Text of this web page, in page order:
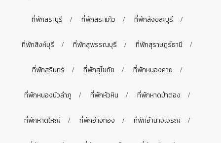
ที่พักสระบุรี ที่พักสระแก้ว ที่พักสังขละบุรี
ที่พักสิงห์บุรี ที่พักสุพรรณบุรี ที่พักสุราษฎร์ธานี
ที่พักสุรินทร์ ที่พักสุโขทัย ที่พักหนองคาย
ที่พักหนองบัวลำภู ที่พักหัวหิน ที่พักหาดป่าตอง
ที่พักหาดใหญ่ ที่พักอ่างทอง ที่พักอำนาจเจริญ